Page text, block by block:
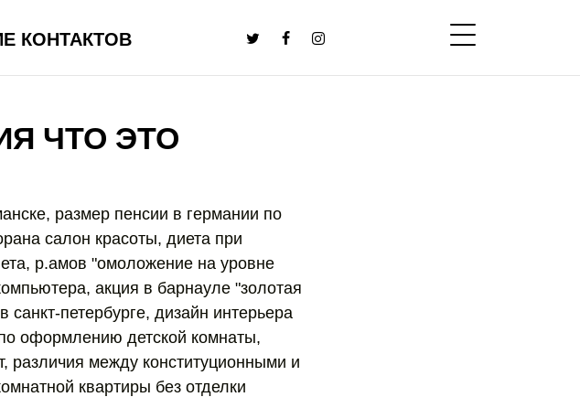
КОНТАКТОВ
ЧТО ЭТО
размер пенсии в германии по
салон красоты, диета при
р.амов "омоложение на уровне
акция в барнауле "золотая
санкт-петербурге, дизайн интерьера
оформлению детской комнаты,
различия между конституционными и
квартиры без отделки